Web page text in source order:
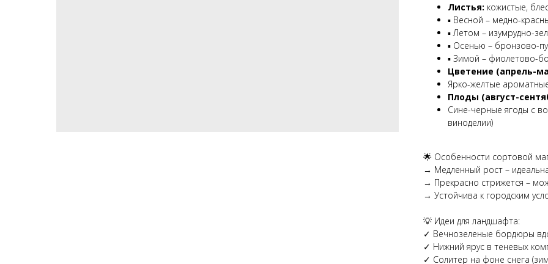
Листья: кожистые,
▪ Весной – медно-
▪ Летом – изумрудно-
▪ Осенью – бронзово-
▪ Зимой – фиолетово-
Цветение (апрель-
Ярко-желтые
Плоды (август-
Сине-черные ягоды с
виноделии)
🌟 Особенности сортовой
→ Медленный рост –
→ Прекрасно стрижется –
→ Устойчива к городским
💡 Идеи для ландшафта:
✓ Вечнозеленые бордюры
✓ Нижний ярус в теневых
✓ Солитер на фоне снега